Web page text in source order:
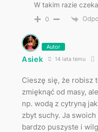
W takim razie
0
Autor
Asiek 14 lata temu
Cieszę się, że robisz
zmięknąć od masy,
np. wodą z cytryną
zbyt suchy. Ja swoich
bardzo puszyste i